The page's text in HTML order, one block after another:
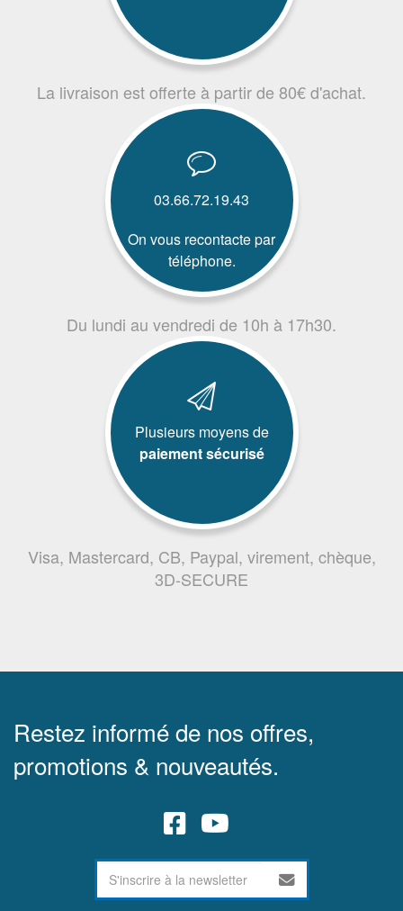
La livraison est offerte à partir de 80€ d'achat.
03.66.72.19.43
On vous recontacte par
téléphone.
Du lundi au vendredi de 10h à 17h30.
Plusieurs moyens de
paiement sécurisé
Visa, Mastercard, CB, Paypal, virement, chèque,
3D-SECURE
Restez informé de nos offres,
promotions & nouveautés.